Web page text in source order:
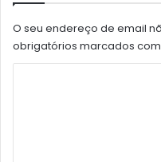
O seu endereço de email
obrigatórios marcados com